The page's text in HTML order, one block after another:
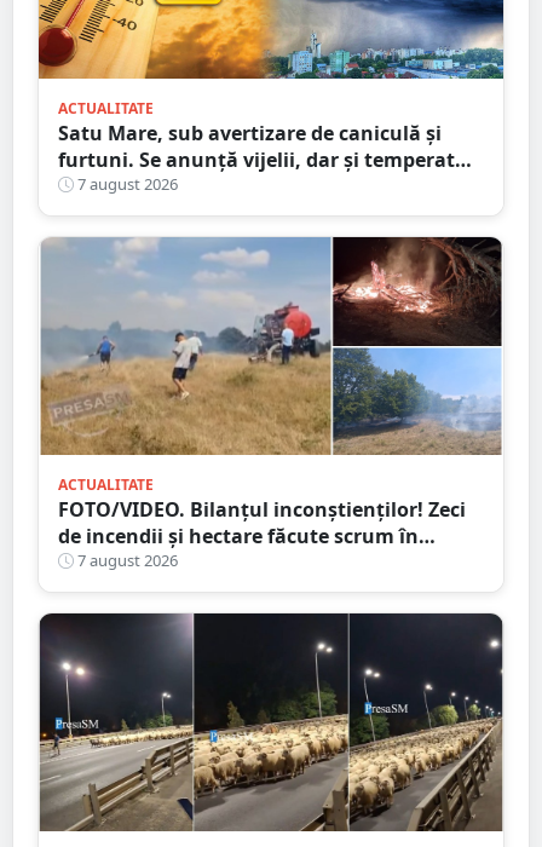
ACTUALITATE
Satu Mare, sub avertizare de caniculă și
furtuni. Se anunță vijelii, dar și temperaturi
ridicate. Avertizarea ANM
7 august 2026
ACTUALITATE
FOTO/VIDEO. Bilanțul inconștienților! Zeci
de incendii și hectare făcute scrum în
județul Satu Mare
7 august 2026